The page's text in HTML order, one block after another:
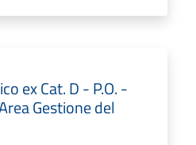
ex Cat. D - P.O. -
Gestione del